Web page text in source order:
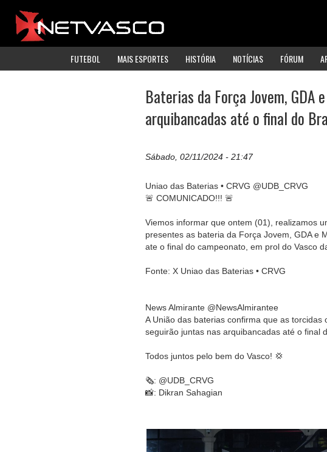
FUTEBOL MAIS ESPORTES HISTÓRIA NOTÍCIAS FÓRUM
Baterias da Força Jovem, GDA
arquibancadas até o final do
Sábado, 02/11/2024 - 21:47
Uniao das Baterias • CRVG @UDB_CRVG
🚨 COMUNICADO!!! 🚨
Viemos informar que ontem (01), realizamos
presentes as bateria da Força Jovem, GDA e
ate o final do campeonato, em prol do Vasco
Fonte: X Uniao das Baterias • CRVG
News Almirante @NewsAlmirantee
A União das baterias confirma que as
seguirão juntas nas arquibancadas até o final
Todos juntos pelo bem do Vasco! 💢
🗞️: @UDB_CRVG
📸: Dikran Sahagian